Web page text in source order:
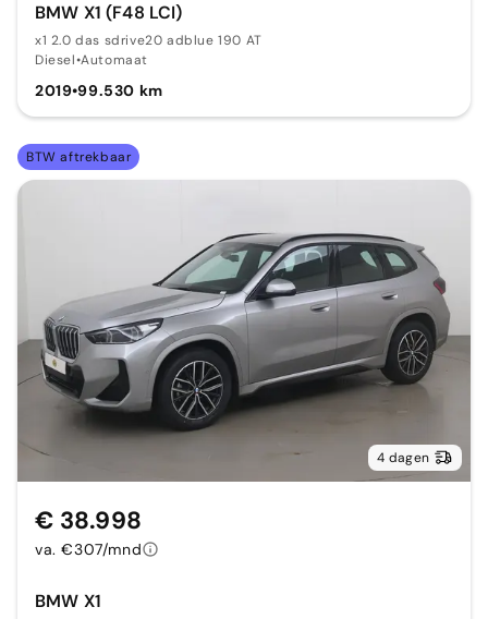
BMW X1 (F48 LCI)
x1 2.0 das sdrive20 adblue 190 AT
Diesel•Automaat
2019•99.530 km
BTW aftrekbaar
4 dagen
BMW X1
€ 38.998
va. €307/mnd